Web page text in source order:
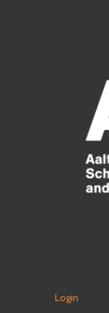
Login